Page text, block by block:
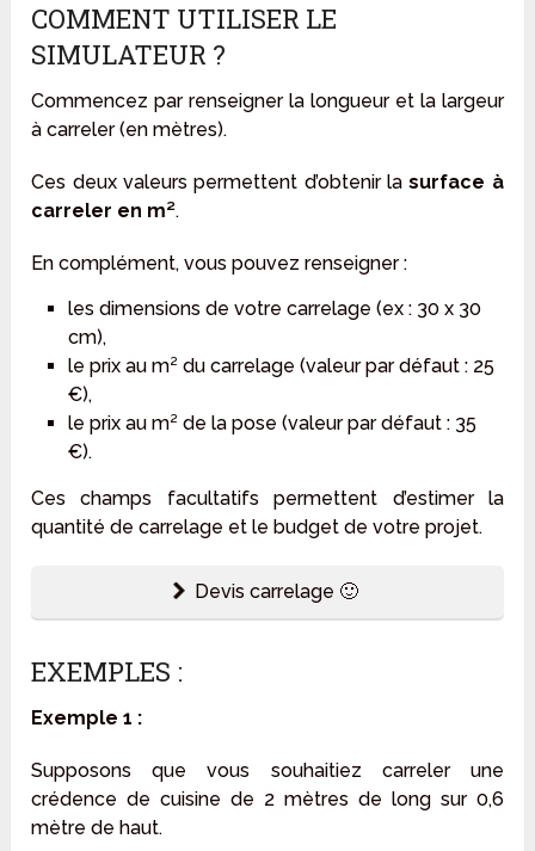
COMMENT UTILISER LE
SIMULATEUR ?
Commencez par renseigner la longueur et la largeur
à carreler (en mètres).
Ces deux valeurs permettent d’obtenir lasurface à
carreler en m².
En complément, vous pouvez renseigner :
les dimensions de votre carrelage (ex : 30 x 30
cm),
le prix au m² du carrelage (valeur par défaut : 25
€),
le prix au m² de la pose (valeur par défaut : 35
€).
Ces champs facultatifs permettent d’estimer la
quantité de carrelage et le budget de votre projet.
Devis carrelage 🙂
EXEMPLES :
Exemple 1 :
Supposons que vous souhaitiez carreler une
crédence de cuisine de 2 mètres de long sur 0,6
mètre de haut.